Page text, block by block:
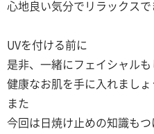
心地良い気分でリラックスで
UVを付ける前に
是非、一緒にフェイシャルも
健康なお肌を手に入れまし
また
今回は日焼け止めの知識も